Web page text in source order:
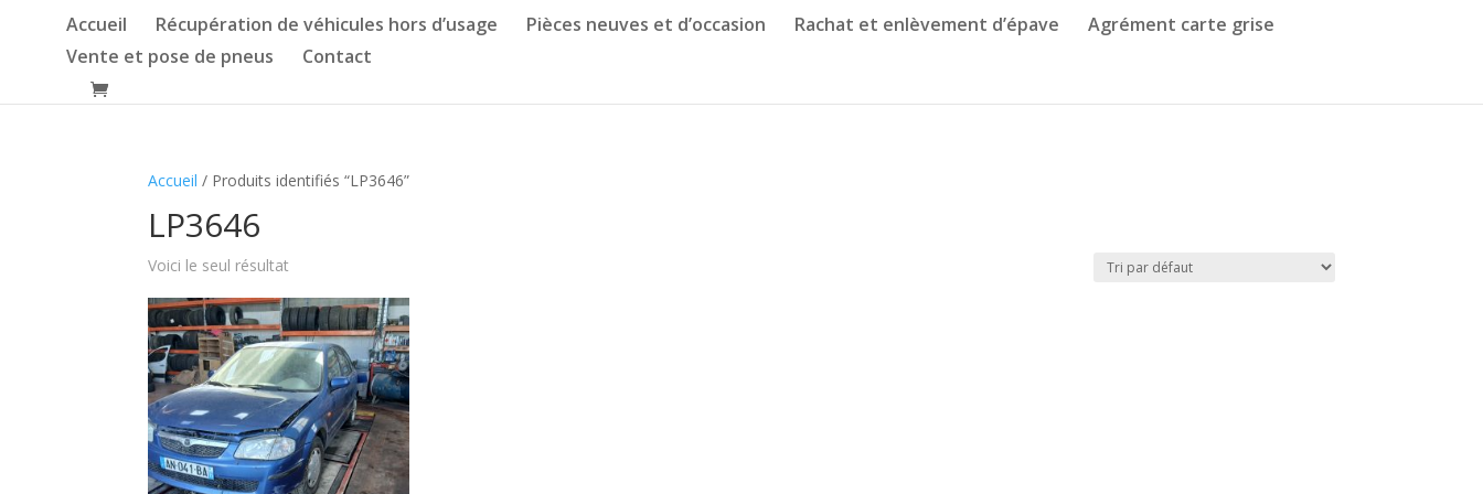
Accueil Récupération de véhicules hors d’usage Pièces neuves et d’occasion Rachat et enlèvement d’épave
Agrément carte grise
Vente et pose de pneus
Contact
Accueil / Produits identifiés “LP3646”
LP3646
Voici le seul résultat